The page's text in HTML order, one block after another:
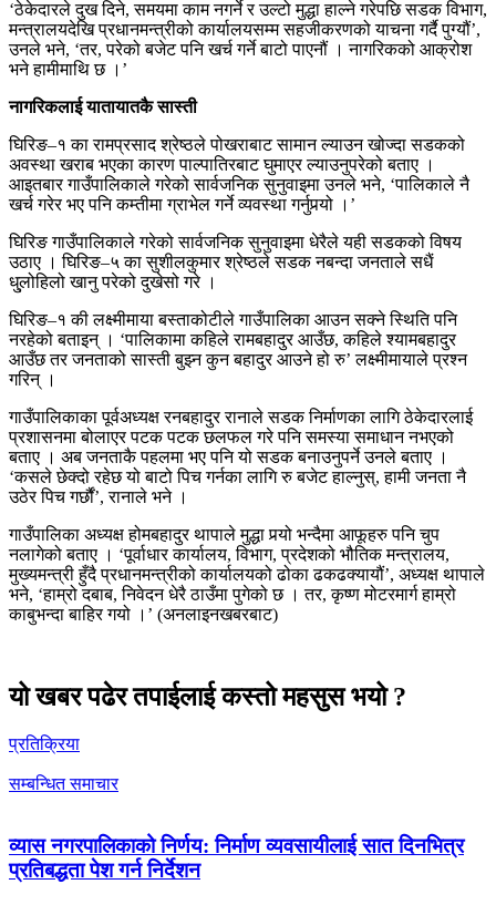
‘ठेकेदारले दुख दिने, समयमा काम नगर्ने र उल्टो मुद्धा हाल्ने गरेपछि सडक विभाग,
मन्त्रालयदेखि प्रधानमन्त्रीको कार्यालयसम्म सहजीकरणको याचना गर्दै पुग्यौं’,
उनले भने, ‘तर, परेको बजेट पनि खर्च गर्ने बाटो पाएनौं । नागरिकको आक्रोश
भने हामीमाथि छ ।’
नागरिकलाई यातायातकै सास्ती
घिरिङ–१ का रामप्रसाद श्रेष्ठले पोखराबाट सामान ल्याउन खोज्दा सडकको
अवस्था खराब भएका कारण पाल्पातिरबाट घुमाएर ल्याउनुपरेको बताए ।
आइतबार गाउँपालिकाले गरेको सार्वजनिक सुनुवाइमा उनले भने, ‘पालिकाले नै
खर्च गरेर भए पनि कम्तीमा ग्राभेल गर्ने व्यवस्था गर्नुपर्‍यो ।’
घिरिङ गाउँपालिकाले गरेको सार्वजनिक सुनुवाइमा धेरैले यही सडकको विषय
उठाए । घिरिङ–५ का सुशीलकुमार श्रेष्ठले सडक नबन्दा जनताले सधैं
धु्लोहिलो खानु परेको दुखेसो गरे ।
घिरिङ–१ की लक्ष्मीमाया बस्ताकोटीले गाउँपालिका आउन सक्ने स्थिति पनि
नरहेको बताइन् । ‘पालिकामा कहिले रामबहादुर आउँछ, कहिले श्यामबहादुर
आउँछ तर जनताको सास्ती बुझ्न कुन बहादुर आउने हो रु’ लक्ष्मीमायाले प्रश्न
गरिन् ।
गाउँपालिकाका पूर्वअध्यक्ष रनबहादुर रानाले सडक निर्माणका लागि ठेकेदारलाई
प्रशासनमा बोलाएर पटक पटक छलफल गरे पनि समस्या समाधान नभएको
बताए । अब जनताकै पहलमा भए पनि यो सडक बनाउनुपर्ने उनले बताए ।
‘कसले छेक्दो रहेछ यो बाटो पिच गर्नका लागि रु बजेट हाल्नुस्, हामी जनता नै
उठेर पिच गर्छौं’, रानाले भने ।
गाउँपालिका अध्यक्ष होमबहादुर थापाले मुद्धा पर्‍यो भन्दैमा आफूहरु पनि चुप
नलागेको बताए । ‘पूर्वाधार कार्यालय, विभाग, प्रदेशको भौतिक मन्त्रालय,
मुख्यमन्त्री हुँदै प्रधानमन्त्रीको कार्यालयको ढोका ढकढक्यायौं’, अध्यक्ष थापाले
भने, ‘हाम्रो दबाब, निवेदन धेरै ठाउँमा पुगेको छ । तर, कृष्ण मोटरमार्ग हाम्रो
काबुभन्दा बाहिर गयो ।’ (अनलाइनखबरबाट)
यो खबर पढेर तपाईलाई कस्तो महसुस भयो ?
प्रतिक्रिया
सम्बन्धित समाचार
व्यास नगरपालिकाको निर्णय: निर्माण व्यवसायीलाई सात दिनभित्र
प्रतिबद्धता पेश गर्न निर्देशन